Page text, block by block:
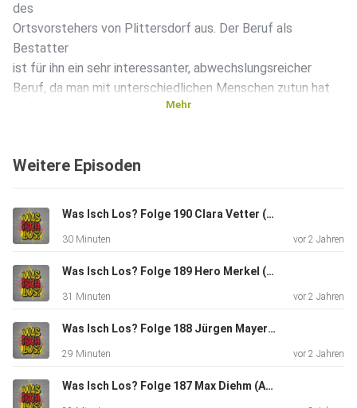
des
Ortsvorstehers von Plittersdorf aus. Der Beruf als
Bestatter
ist für ihn ein sehr interessanter, abwechslungsreicher
Beruf, da man mit unterschiedlichen Menschen zutun hat
aber auch oftmals zu lustigen oder schönen Momenten
es ist also nicht immer nur traurig. In der Regel begleitet
Mathias Köppel mit seinem Unternehmen 150 Sterbefälle
im
Jahr. Am Schwersten ist es auch für ihn, wenn er Kinder
oder
begleiten
muss. Meistens macht Mathias Köppel den Not- bzw.
selbst. In der Stadt wird anonymer gestorben als auf dem
Mehr
Weitere Episoden
Was Isch Los? Folge 190 Clara Vetter (BW-Jazzpreisträgerin 2023/Pianistin aus Gaggenau)
30 Minuten vor 2 Jahren
Was Isch Los? Folge 189 Hero Merkel (Pferdetrainerin und Artistin aus Rastatt/Kuppenheim)
31 Minuten vor 2 Jahren
Was Isch Los? Folge 188 Jürgen Mayer (Frontmann Band "Phil", Chef Mayer Möbelmanufaktur aus Sulzfeld)
29 Minuten vor 2 Jahren
Was Isch Los? Folge 187 Max Diehm (Autor und Lehrer aus Rastatt)